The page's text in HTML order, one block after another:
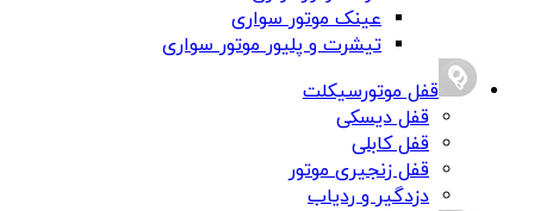
عینک موتور سواری
تیشرت و پلیور موتور سواری
قفل موتورسیکلت
قفل دیسکی
قفل کابلی
قفل زنجیری موتور
دزدگیر و ردیاب